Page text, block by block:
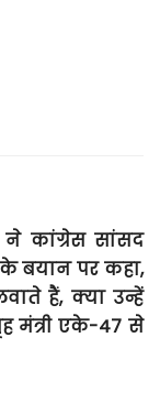
ने कांग्रेस सांसद
के बयान पर कहा,
हैं, क्या उन्हें
मंत्री एके-47 से